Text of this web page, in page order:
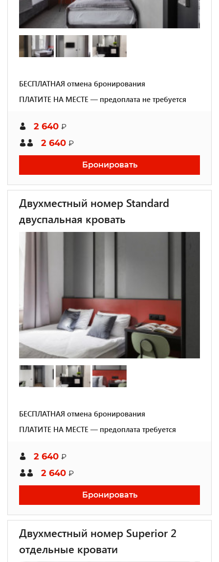
БЕСПЛАТНАЯ отмена бронирования
ПЛАТИТЕ НА МЕСТЕ — предоплата не требуется
2 640 ₽
2 640 ₽
Бронировать
Двухместный номер Standard
двуспальная кровать
БЕСПЛАТНАЯ отмена бронирования
ПЛАТИТЕ НА МЕСТЕ — предоплата требуется
2 640 ₽
2 640 ₽
Бронировать
Двухместный номер Superior 2
отдельные кровати